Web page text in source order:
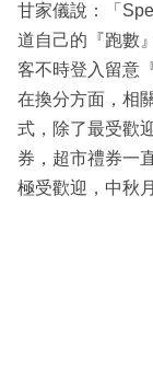
甘家儀說：「
道自己的『跑數
客不時登入留意
在換分方面，相
式，除了最受歡
券，超市禮券一
極受歡迎，中秋